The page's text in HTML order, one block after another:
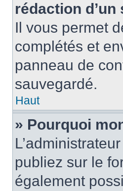
rédaction d’un
Il vous permet
complétés et
panneau de
sauvegardé.
Haut
» Pourquoi
publiez sur le
également